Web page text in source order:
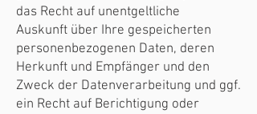
das Recht auf unentgeltliche
Auskunft über Ihre gespeicherten
personenbezogenen Daten, deren
Herkunft und Empfänger und den
Zweck der Datenverarbeitung und ggf.
ein Recht auf Berichtigung oder